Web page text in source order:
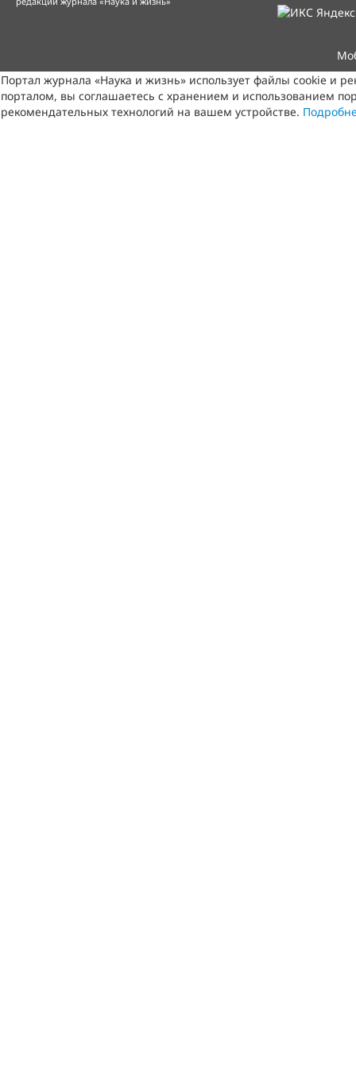
Портал журнала «Наука и жизнь» использует файлы cookie и
порталом, вы соглашаетесь с хранением и использованием
рекомендательных технологий на вашем устройстве.